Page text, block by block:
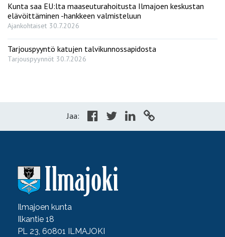
Kunta saa EU:lta maaseuturahoitusta Ilmajoen keskustan
elävöittäminen -hankkeen valmisteluun
Ajankohtaiset 30.7.2026
Tarjouspyyntö katujen talvikunnossapidosta
Tarjouspyynnöt 30.7.2026
Jaa:
Ilmajoen kunta
Ilkantie 18
PL 23, 60801 ILMAJOKI